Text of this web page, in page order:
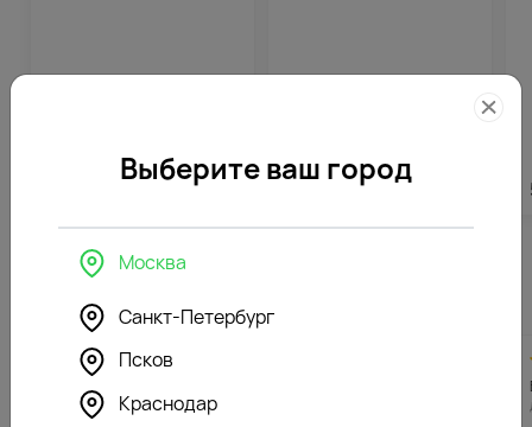
4.8(176)
Букет цветов Ее улыбка
Выберите ваш город
Москва
Санкт-Петербург
Псков
Краснодар